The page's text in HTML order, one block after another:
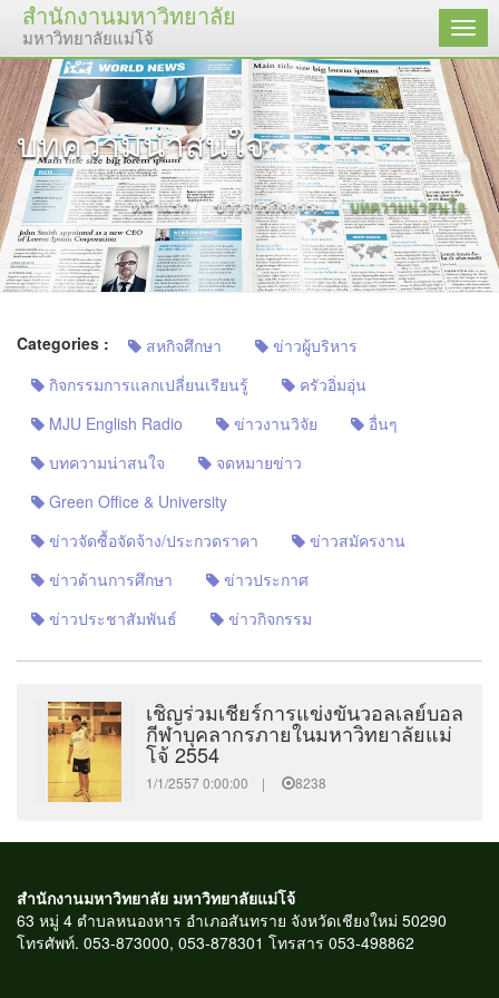
สำนักงานมหาวิทยาลัย
มหาวิทยาลัยแม่โจ้ เมนู
บทความน่าสนใจ
หน้าแรก ข่าวสารกิจกรรม บทความน่าสนใจ
Categories : สหกิจศึกษา
ข่าวผู้บริหาร
กิจกรรมการแลกเปลี่ยนเรียนรู้
ครัวอิ่มอุ่น
MJU English Radio
ข่าวงานวิจัย
อื่นๆ
บทความน่าสนใจ
จดหมายข่าว
Green Office & University
ข่าวจัดซื้อจัดจ้าง/ประกวดราคา
ข่าวสมัครงาน
ข่าวด้านการศึกษา
ข่าวประกาศ
ข่าวประชาสัมพันธ์
ข่าวกิจกรรม
เชิญร่วมเชียร์การแข่งขันวอลเลย์บอล
กีฬาบุคลากรภายในมหาวิทยาลัยแม่
โจ้ 2554
1/1/2557 0:00:00 | 8238
สำนักงานมหาวิทยาลัย มหาวิทยาลัยแม่โจ้
63 หมู่ 4 ตำบลหนองหาร อำเภอสันทราย จังหวัดเชียงใหม่ 50290
โทรศัพท์. 053-873000, 053-878301 โทรสาร 053-498862